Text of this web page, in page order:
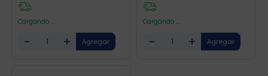
Cargando ...
- +
Cargando ...
- +